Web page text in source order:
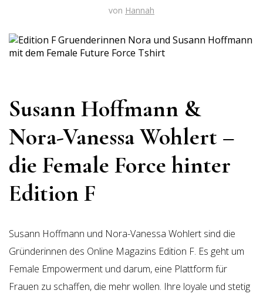
von Hannah
Susann Hoffmann &
Nora-Vanessa Wohlert –
die Female Force hinter
Edition F
Susann Hoffmann und Nora-Vanessa Wohlert sind die
Gründerinnen des Online Magazins Edition F. Es geht um
Female Empowerment und darum, eine Plattform für
Frauen zu schaffen, die mehr wollen. Ihre loyale und stetig